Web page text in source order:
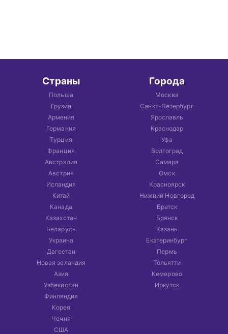
Страны
Польша
Грузия
Армения
Германия
Турция
Франция
Австралия
Австрия
Исландия
Китай
Канада
Казахстан
Беларусь
Украина
Дагестан
Новая зеландия
Азия
Узбекистан
Финляндия
Корея
Чечня
США
Города
Москва
Санкт-Петербург
Ярославль
Краснодар
Уфа
Волгоград
Самара
Омск
Красноярск
Нижний Новгород
Братск
Брянск
Казань
Екатеринбург
Пермь
Тольятти
Кемерово
Иркутск